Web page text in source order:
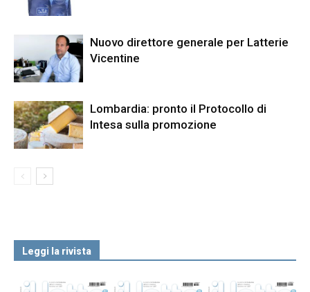
Nuovo direttore generale per Latterie
Vicentine
Lombardia: pronto il Protocollo di
Intesa sulla promozione
Leggi la rivista